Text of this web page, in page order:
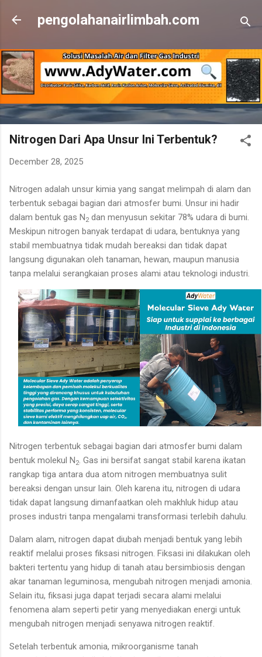
Skip to main content
pengolahanairlimbah.com
Nitrogen Dari Apa Unsur Ini Terbentuk?
December 28, 2025
Nitrogen adalah unsur kimia yang sangat melimpah di alam dan
terbentuk sebagai bagian dari atmosfer bumi. Unsur ini hadir
dalam bentuk gas N2 dan menyusun sekitar 78% udara di bumi.
Meskipun nitrogen banyak terdapat di udara, bentuknya yang
stabil membuatnya tidak mudah bereaksi dan tidak dapat
langsung digunakan oleh tanaman, hewan, maupun manusia
tanpa melalui serangkaian proses alami atau teknologi industri.
Nitrogen terbentuk sebagai bagian dari atmosfer bumi dalam
bentuk molekul N2. Gas ini bersifat sangat stabil karena ikatan
rangkap tiga antara dua atom nitrogen membuatnya sulit
bereaksi dengan unsur lain. Oleh karena itu, nitrogen di udara
tidak dapat langsung dimanfaatkan oleh makhluk hidup atau
proses industri tanpa mengalami transformasi terlebih dahulu.
Dalam alam, nitrogen dapat diubah menjadi bentuk yang lebih
reaktif melalui proses fiksasi nitrogen. Fiksasi ini dilakukan oleh
bakteri tertentu yang hidup di tanah atau bersimbiosis dengan
akar tanaman leguminosa, mengubah nitrogen menjadi amonia.
Selain itu, fiksasi juga dapat terjadi secara alami melalui
fenomena alam seperti petir yang menyediakan energi untuk
mengubah nitrogen menjadi senyawa nitrogen reaktif.
Setelah terbentuk amonia, mikroorganisme tanah